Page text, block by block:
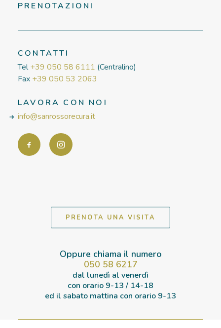
PRENOTAZIONI
CONTATTI
Tel+39 050 58 6111 (Centralino)
Fax +39 050 53 2063
LAVORA CON NOI
info@sanrossorecura.it
PRENOTA UNA VISITA
Oppure chiama il numero
050 58 6217
dal lunedì al venerdì
con orario 9-13 / 14-18
ed il sabato mattina con orario 9-13